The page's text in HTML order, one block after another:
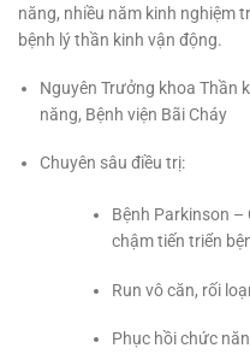
năng, nhiều năm kinh nghiệm
bệnh lý thần kinh vận động.
Nguyên Trưởng khoa Thần
năng, Bệnh viện Bãi Cháy
Chuyên sâu điều trị:
Bệnh Parkinson –
chậm tiến triển
Run vô căn, rối
Phục hồi chức